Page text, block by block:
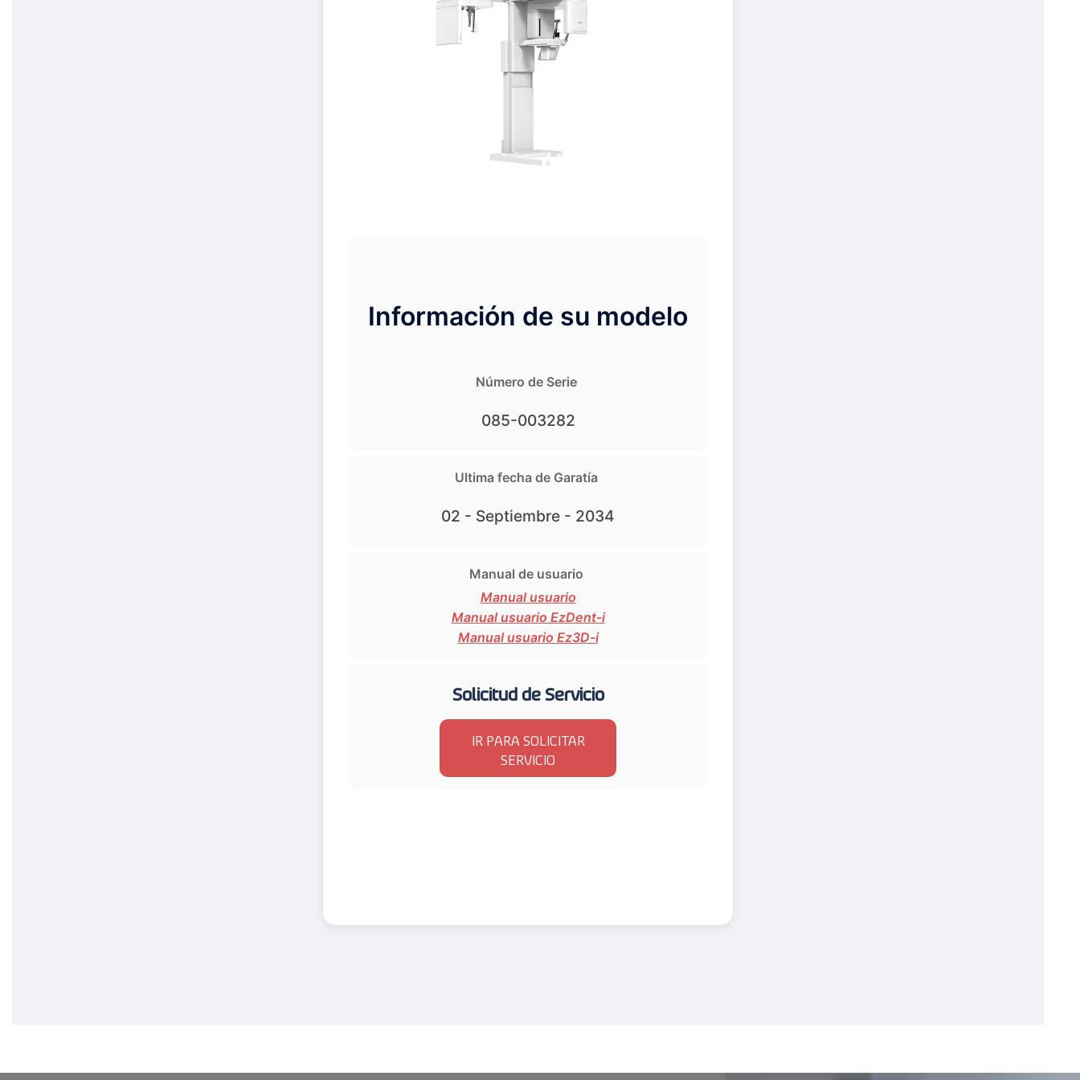
Información de su modelo
Número de Serie
085-003282
Ultima fecha de Garatía
02 - Septiembre - 2034
Manual de usuario
Manual usuario
Manual usuario EzDent-i
Manual usuario Ez3D-i
Solicitud de Servicio
IR PARA SOLICITAR
SERVICIO